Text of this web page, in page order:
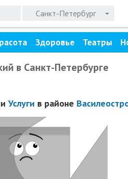
Санкт-Петербург
Здоровье Театры
в Санкт-Петербурге
Услуги в районе